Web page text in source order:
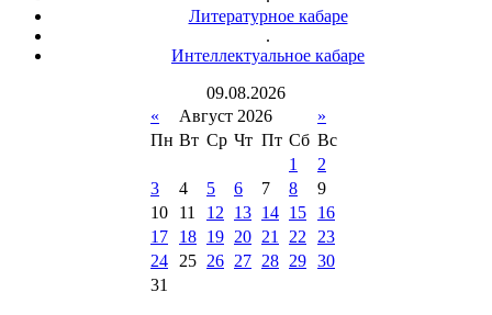
Литературное кабаре
.
Интеллектуальное кабаре
09.08.2026
«
Август 2026
»
Пн Вт Ср Чт Пт Сб Вс
1
2
3
4 5 6 7 8
9
10
11 12 13 14 15
16
17
18 19 20 21 22
23
24
25 26 27 28 29 30
31